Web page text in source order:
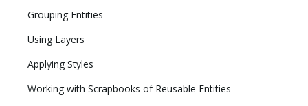
Grouping Entities
Using Layers
Applying Styles
Working with Scrapbooks of Reusable Entities